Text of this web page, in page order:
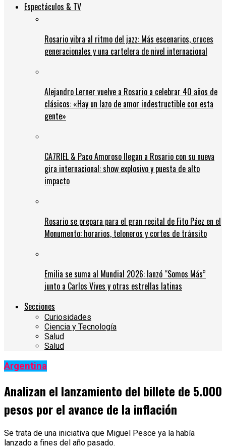
Espectáculos & TV
Rosario vibra al ritmo del jazz: Más escenarios, cruces
generacionales y una cartelera de nivel internacional
Alejandro Lerner vuelve a Rosario a celebrar 40 años de
clásicos: «Hay un lazo de amor indestructible con esta
gente»
CA7RIEL & Paco Amoroso llegan a Rosario con su nueva
gira internacional: show explosivo y puesta de alto
impacto
Rosario se prepara para el gran recital de Fito Páez en el
Monumento: horarios, teloneros y cortes de tránsito
Emilia se suma al Mundial 2026: lanzó “Somos Más”
junto a Carlos Vives y otras estrellas latinas
Secciones
Curiosidades
Ciencia y Tecnología
Salud
Salud
Argentina
Analizan el lanzamiento del billete de 5.000
pesos por el avance de la inflación
Se trata de una iniciativa que Miguel Pesce ya la había
lanzado a fines del año pasado.